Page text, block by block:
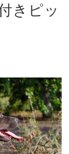
きピッ